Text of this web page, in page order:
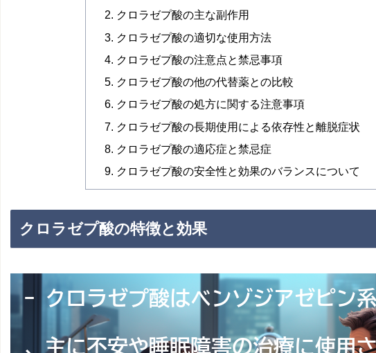
クロラゼプ酸の主な副作用
クロラゼプ酸の適切な使用方法
クロラゼプ酸の注意点と禁忌事項
クロラゼプ酸の他の代替薬との比較
クロラゼプ酸の処方に関する注意事項
クロラゼプ酸の長期使用による依存性と離脱症状
クロラゼプ酸の適応症と禁忌症
クロラゼプ酸の安全性と効果のバランスについて
クロラゼプ酸の特徴と効果